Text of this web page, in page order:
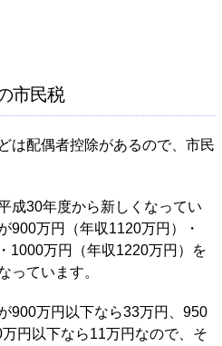
市民税
は配偶者控除があるので、市民
成30年度から新しくなってい
900万円（年収1120万円）・
1000万円（年収1220万円）を
っています。
900万円以下なら33万円、950
円以下なら11万円なので、そ